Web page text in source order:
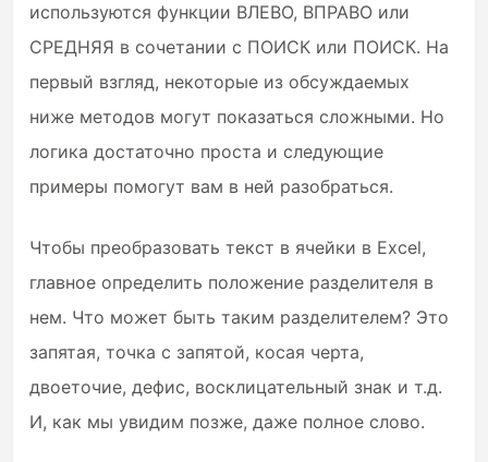
используются функции ВЛЕВО, ВПРАВО или
СРЕДНЯЯ в сочетании с ПОИСК или ПОИСК. На
первый взгляд, некоторые из обсуждаемых
ниже методов могут показаться сложными. Но
логика достаточно проста и следующие
примеры помогут вам в ней разобраться.
Чтобы преобразовать текст в ячейки в Excel,
главное определить положение разделителя в
нем. Что может быть таким разделителем? Это
запятая, точка с запятой, косая черта,
двоеточие, дефис, восклицательный знак и т.д.
И, как мы увидим позже, даже полное слово.